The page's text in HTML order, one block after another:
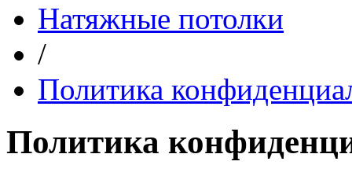
Натяжные потолки
/
Политика
Политика